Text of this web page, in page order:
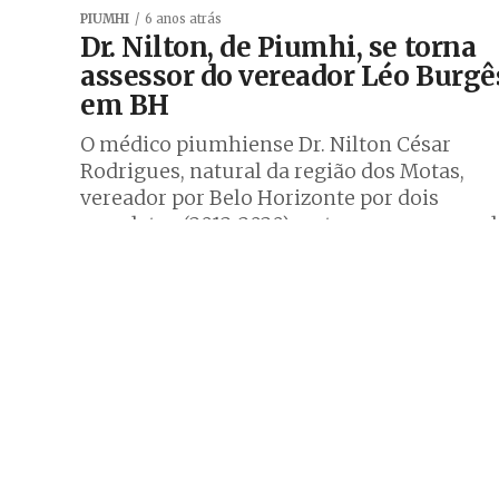
PIUMHI 6 anos atrás
Dr. Nilton, de Piumhi, se torna
assessor do vereador Léo
em BH
O médico piumhiense Dr. Nilton César
Rodrigues, natural da região dos Motas,
vereador por Belo Horizonte por dois
mandatos (2012-2020), se tornou assessor